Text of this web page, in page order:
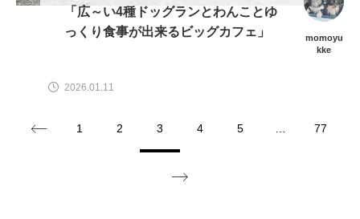
「広～い4種ドッグランとわんことゆ
っくり食事が出来るビッグカフェ」
momoyu
kke
2026.01.11
1 2 3 4 5 77